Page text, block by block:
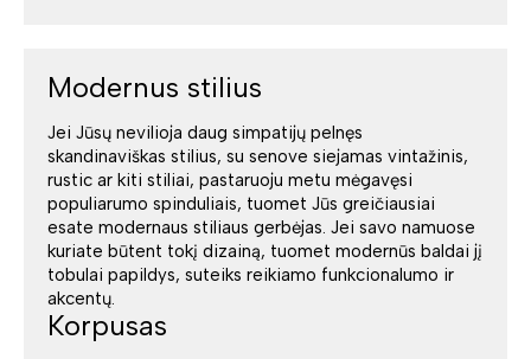
Modernus stilius
Jei Jūsų nevilioja daug simpatijų pelnęs
skandinaviškas stilius, su senove siejamas vintažinis,
rustic ar kiti stiliai, pastaruoju metu mėgavęsi
populiarumo spinduliais, tuomet Jūs greičiausiai
esate modernaus stiliaus gerbėjas. Jei savo namuose
kuriate būtent tokį dizainą, tuomet modernūs baldai jį
tobulai papildys, suteiks reikiamo funkcionalumo ir
akcentų.
Korpusas